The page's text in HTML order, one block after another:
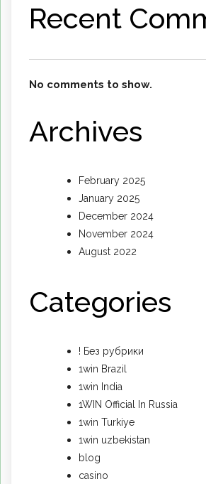
Recent
No comments to show.
Archives
February 2025
January 2025
December 2024
November 2024
August 2022
Categories
! Без рубрики
1win Brazil
1win India
1WIN Official In Russia
1win Turkiye
1win uzbekistan
blog
casino